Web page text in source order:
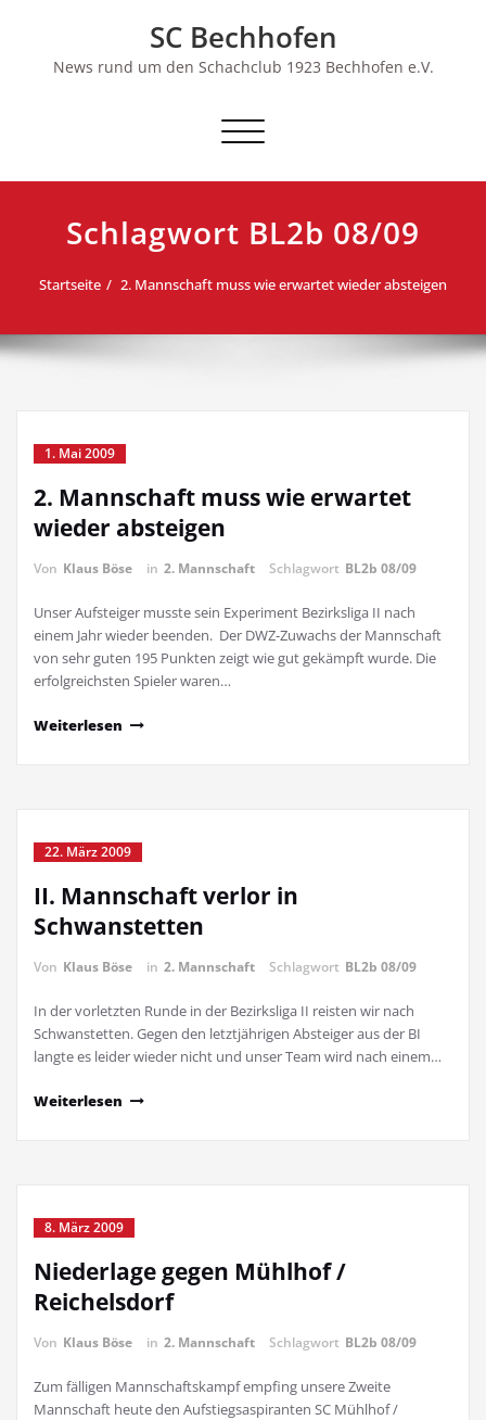
SC Bechhofen
News rund um den Schachclub 1923 Bechhofen e.V.
Schalte
Schlagwort BL2b 08/09
Startseite 2. Mannschaft muss wie erwartet wieder absteigen
1. Mai 2009
2. Mannschaft muss wie erwartet
wieder absteigen
Von Klaus Böse in 2. Mannschaft Schlagwort BL2b 08/09
Unser Aufsteiger musste sein Experiment Bezirksliga II nach
einem Jahr wieder beenden. Der DWZ-Zuwachs der Mannschaft
von sehr guten 195 Punkten zeigt wie gut gekämpft wurde. Die
erfolgreichsten Spieler waren…
Weiterlesen
22. März 2009
II. Mannschaft verlor in
Schwanstetten
Von Klaus Böse in 2. Mannschaft Schlagwort BL2b 08/09
In der vorletzten Runde in der Bezirksliga II reisten wir nach
Schwanstetten. Gegen den letztjährigen Absteiger aus der BI
langte es leider wieder nicht und unser Team wird nach einem…
Weiterlesen
8. März 2009
Niederlage gegen Mühlhof /
Reichelsdorf
Von Klaus Böse in 2. Mannschaft Schlagwort BL2b 08/09
Zum fälligen Mannschaftskampf empfing unsere Zweite
Mannschaft heute den Aufstiegsaspiranten SC Mühlhof /